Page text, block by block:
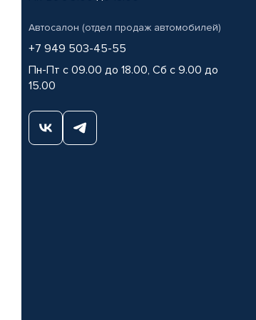
Автосалон (отдел продаж автомобилей)
+7 949 503-45-55
Пн-Пт с 09.00 до 18.00, Сб с 9.00 до
15.00